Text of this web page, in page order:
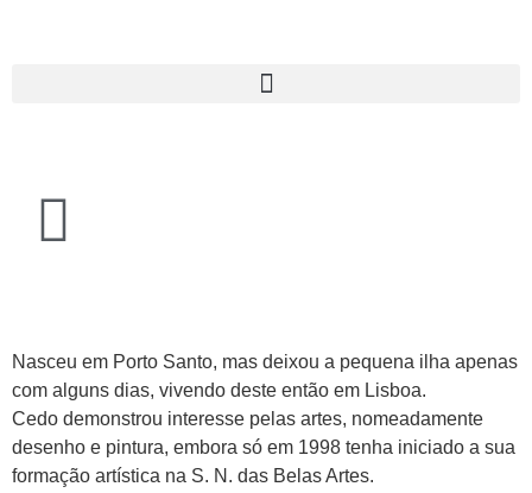
Nasceu em Porto Santo, mas deixou a pequena ilha apenas
com alguns dias, vivendo deste então em Lisboa.
Cedo demonstrou interesse pelas artes, nomeadamente
desenho e pintura, embora só em 1998 tenha iniciado a sua
formação artística na S. N. das Belas Artes.